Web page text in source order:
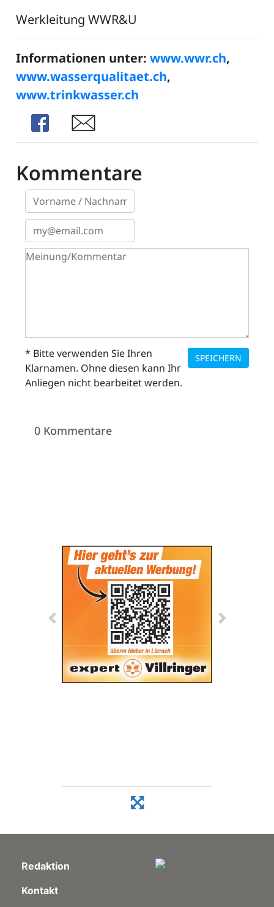
Werkleitung WWR&U
Informationen unter:www.wwr.ch,
www.wasserqualitaet.ch,
www.trinkwasser.ch
Share
Share
Kommentare
SPEICHERN
* Bitte verwenden Sie Ihren
Klarnamen. Ohne diesen kann Ihr
Anliegen nicht bearbeitet werden.
0 Kommentare
Redaktion
Kontakt